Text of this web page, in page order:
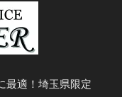
最適！埼玉県限定